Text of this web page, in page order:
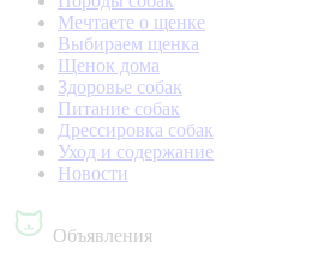
Мечтаете о щенке
Выбираем щенка
Щенок дома
Здоровье собак
Питание собак
Дрессировка собак
Уход и содержание
Новости
Объявления